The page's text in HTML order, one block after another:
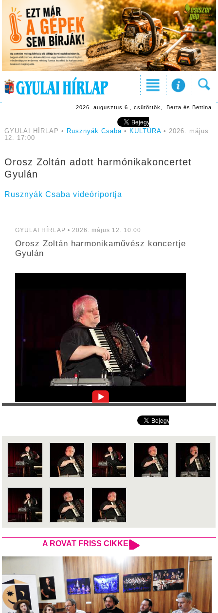
2026. augusztus 6., csütörtök, Berta és Bettina
GYULAI HÍRLAP • Rusznyák Csaba• KULTÚRA• 2026. május
12. 17:00
Orosz Zoltán adott harmónikakoncertet
Gyulán
Rusznyák Csaba videóriportja
GYULAI HÍRLAP • 2026. május 12. 10:00
Orosz Zoltán harmonikaművész koncertje
Gyulán
A ROVAT FRISS CIKKEI